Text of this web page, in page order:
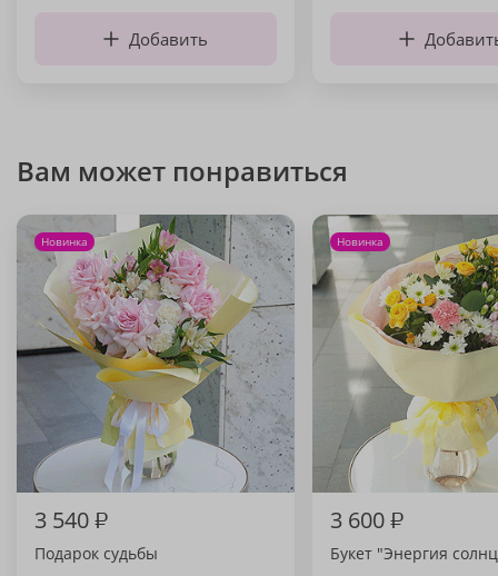
Добавить
Вам может понравиться
Новинка
3 540₽
Подарок судьбы
Новинка
3 600₽
Букет "Энергия